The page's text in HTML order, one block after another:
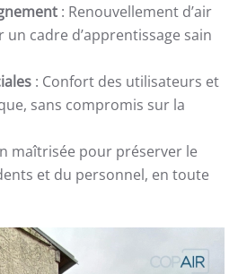
: Renouvellement d’air
cadre d’apprentissage sain
: Confort des utilisateurs et
sans compromis sur la
maîtrisée pour préserver le
et du personnel, en toute